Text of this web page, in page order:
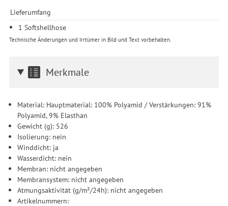
Lieferumfang
1 Softshellhose
Technische Änderungen und Irrtümer in Bild und Text vorbehalten.
Merkmale
Material: Hauptmaterial: 100% Polyamid / Verstärkungen: 91%
Polyamid, 9% Elasthan
Gewicht (g): 526
Isolierung: nein
Winddicht: ja
Wasserdicht: nein
Membran: nicht angegeben
Membransystem: nicht angegeben
Atmungsaktivität (g/m²/24h): nicht angegeben
Artikelnummern: